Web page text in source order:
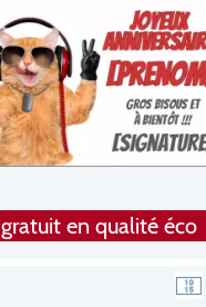
gratuit en qualité éco